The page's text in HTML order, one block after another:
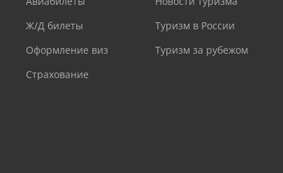
Ж/Д билеты
Оформление виз
Страхование
Туризм в России
Туризм за рубежом